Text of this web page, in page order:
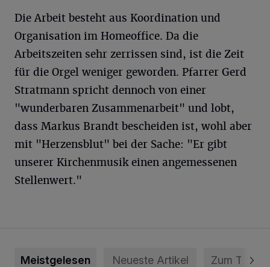
Die Arbeit besteht aus Koordination und
Organisation im Homeoffice. Da die
Arbeitszeiten sehr zerrissen sind, ist die Zeit
für die Orgel weniger geworden. Pfarrer Gerd
Stratmann spricht dennoch von einer
"wunderbaren Zusammenarbeit" und lobt,
dass Markus Brandt bescheiden ist, wohl aber
mit "Herzensblut" bei der Sache: "Er gibt
unserer Kirchenmusik einen angemessenen
Stellenwert."
Meistgelesen Neueste Artikel Zum Thema